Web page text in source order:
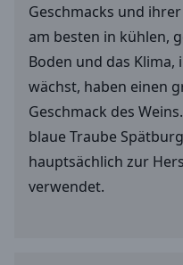
Geschmacks und
am besten in kühlen,
Boden und das Klima,
wächst, haben einen
Geschmack des
blaue Traube
hauptsächlich zur
verwendet.